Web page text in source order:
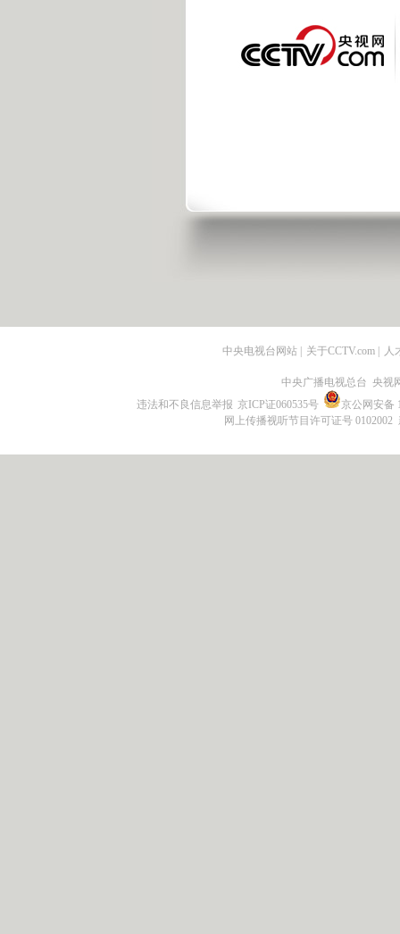
中央电视台网站 | 关于CCTV.com | 人
中央广播电视总台 央视
违法和不良信息举报 京ICP证060535号
京公网安备
网上传播视听节目许可证号 0102002